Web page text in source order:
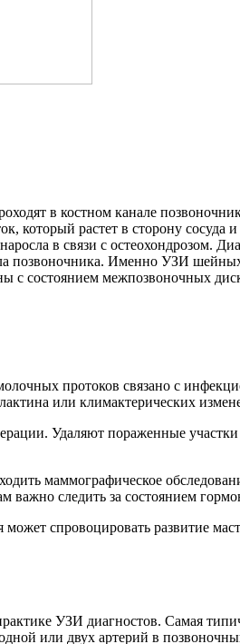
в костном канале
который растет в сторону сосуда
в связи с остеохондрозом.
Именно УЗИ
с состоянием межпозвоночных
протоков связано с
или климактерических
Удаляют пораженные
маммографическое
следить за состоянием
спровоцировать развитие
УЗИ диагностов. Самая
или двух артерий в